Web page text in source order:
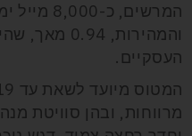
והמהירות,
העסקיים.
מרווחות, ובהן סוויטת